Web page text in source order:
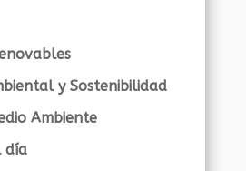
y Sostenibilidad
Ambiente
día